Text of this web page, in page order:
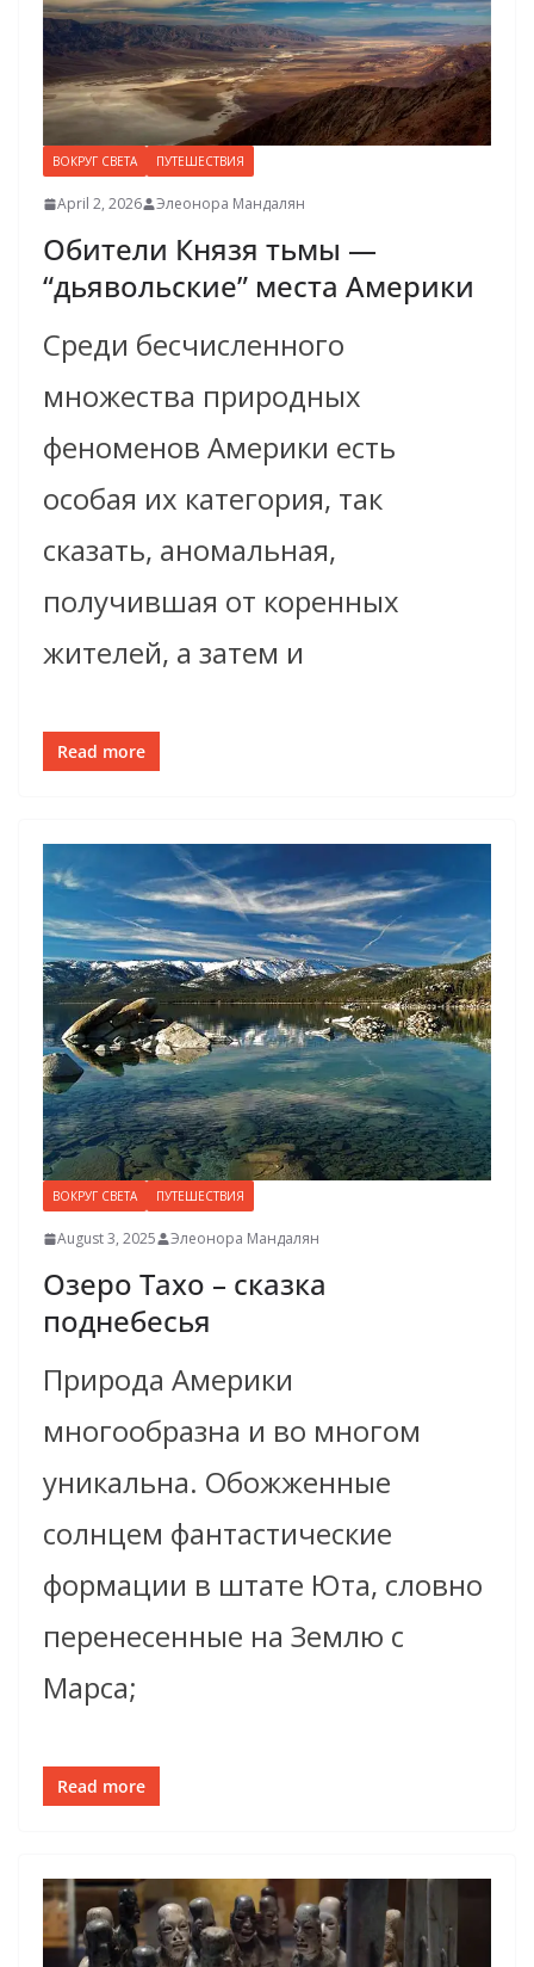
ВОКРУГ СВЕТА ПУТЕШЕСТВИЯ
April 2, 2026 Элеонора Мандалян
Обители Князя тьмы —
“дьявольские” места Америки
Среди бесчисленного
множества природных
феноменов Америки есть
особая их категория, так
сказать, аномальная,
получившая от коренных
жителей, а затем и
Read more
ВОКРУГ СВЕТА ПУТЕШЕСТВИЯ
August 3, 2025 Элеонора Мандалян
Озеро Тахо – сказка
поднебесья
Природа Америки
многообразна и во многом
уникальна. Обожженные
солнцем фантастические
формации в штате Юта, словно
перенесенные на Землю с
Марса;
Read more